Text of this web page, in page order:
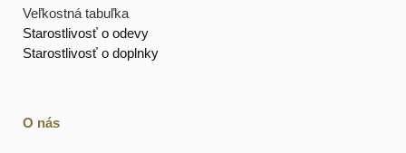
Veľkostná tabuľka
Starostlivosť o odevy
Starostlivosť o doplnky
O nás